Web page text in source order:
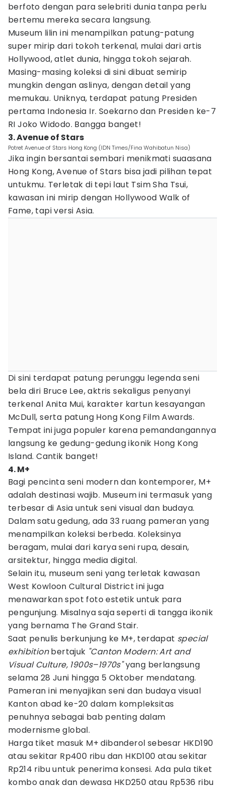
berfoto dengan para selebriti dunia tanpa perlu
bertemu mereka secara langsung.
Museum lilin ini menampilkan patung-patung
super mirip dari tokoh terkenal, mulai dari artis
Hollywood, atlet dunia, hingga tokoh sejarah.
Masing-masing koleksi di sini dibuat semirip
mungkin dengan aslinya, dengan detail yang
memukau. Uniknya, terdapat patung Presiden
pertama Indonesia Ir. Soekarno dan Presiden ke-7
RI Joko Widodo. Bangga banget!
3. Avenue of Stars
Potret Avenue of Stars Hong Kong (IDN Times/Fina Wahibatun Nisa)
Jika ingin bersantai sembari menikmati suaasana
Hong Kong, Avenue of Stars bisa jadi pilihan tepat
untukmu. Terletak di tepi laut Tsim Sha Tsui,
kawasan ini mirip dengan Hollywood Walk of
Fame, tapi versi Asia.
Di sini terdapat patung perunggu legenda seni
bela diri Bruce Lee, aktris sekaligus penyanyi
terkenal Anita Mui, karakter kartun kesayangan
McDull, serta patung Hong Kong Film Awards.
Tempat ini juga populer karena pemandangannya
langsung ke gedung-gedung ikonik Hong Kong
Island. Cantik banget!
4. M+
Bagi pencinta seni modern dan kontemporer, M+
adalah destinasi wajib. Museum ini termasuk yang
terbesar di Asia untuk seni visual dan budaya.
Dalam satu gedung, ada 33 ruang pameran yang
menampilkan koleksi berbeda. Koleksinya
beragam, mulai dari karya seni rupa, desain,
arsitektur, hingga media digital.
Selain itu, museum seni yang terletak kawasan
West Kowloon Cultural District ini juga
menawarkan spot foto estetik untuk para
pengunjung. Misalnya saja seperti di tangga ikonik
yang bernama The Grand Stair.
Saat penulis berkunjung ke M+, terdapat special
exhibitionbertajuk "Canton Modern: Art and
Visual Culture, 1900s–1970s"yang berlangsung
selama 28 Juni hingga 5 Oktober mendatang.
Pameran ini menyajikan seni dan budaya visual
Kanton abad ke-20 dalam kompleksitas
penuhnya sebagai bab penting dalam
modernisme global.
Harga tiket masuk M+ dibanderol sebesar HKD190
atau sekitar Rp400 ribu dan HKD100 atau sekitar
Rp214 ribu untuk penerima konsesi. Ada pula tiket
kombo anak dan dewasa HKD250 atau Rp536 ribu